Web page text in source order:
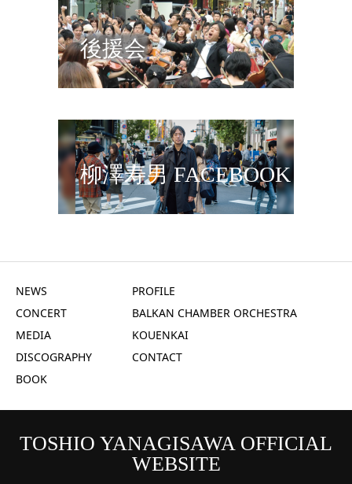
後援会
柳澤寿男 FACEBOOK
NEWS
CONCERT
MEDIA
DISCOGRAPHY
BOOK
PROFILE
BALKAN CHAMBER ORCHESTRA
KOUENKAI
CONTACT
TOSHIO YANAGISAWA OFFICIAL
WEBSITE